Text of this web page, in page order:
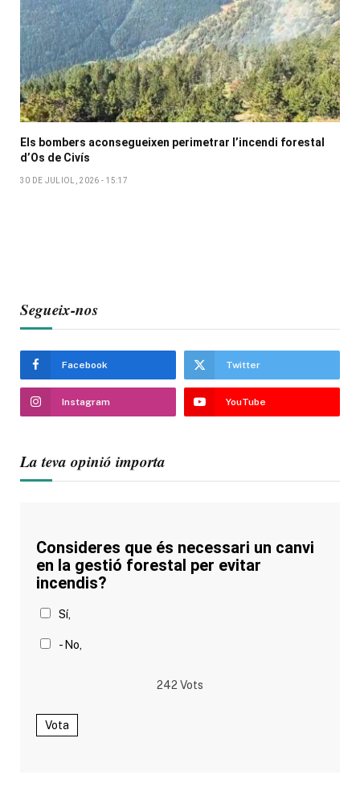
Els bombers aconsegueixen perimetrar l’incendi forestal
d’Os de Civís
30 DE JULIOL, 2026 - 15:17
Segueix-nos
Facebook Twitter
Instagram YouTube
La teva opinió importa
Consideres que és necessari un canvi
en la gestió forestal per evitar
incendis?
Sí,
- No,
242 Vots
Vota